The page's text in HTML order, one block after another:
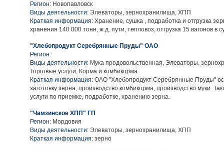
Регион: Новопавловск
Виды деятельности: Элеваторы, зернохранилища, ХПП
Краткая информация: Хранение, сушка , подработка и отгрузка
хранения 140 000 тонн, ж.д. пути, тепловоз, отгрузка 15 вагонов в
"Хлебопродукт Серебрянные Пруды" ОАО
Регион:
Виды деятельности: Мука продовольственная, Элеваторы,
Торговые услуги, Корма и комбикорма
Краткая информация: ОАО "Хлебопродукт Серебрянные Пруды"
заготовку зерна, производство комбикорма, производство муки.
услуги по приемке, подработке, хранению зерна.
"Чамзинское ХПП" ГП
Регион: Мордовия
Виды деятельности: Элеваторы, зернохранилища, ХПП
Краткая информация: зерно